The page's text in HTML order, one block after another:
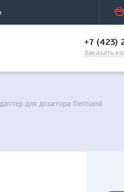
+7 (423)
Заказать
для дозатора Demiand